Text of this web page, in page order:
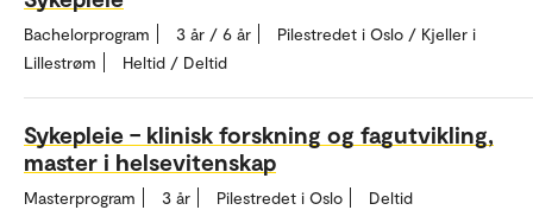
Bachelorprogram 3 år / 6 år
Pilestredet i Oslo / Kjeller i
Lillestrøm
Heltid / Deltid
Sykepleie – klinisk forskning og fagutvikling,
master i helsevitenskap
Masterprogram 3 år Pilestredet i Oslo Deltid